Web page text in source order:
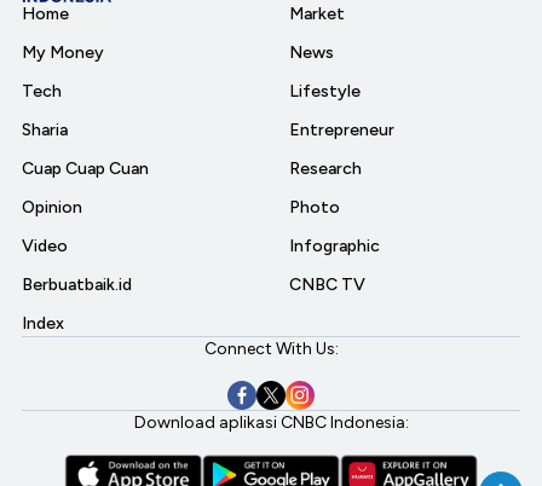
Home
My Money
Tech
Sharia
Cuap Cuap Cuan
Opinion
Video
Berbuatbaik.id
Index
Market
News
Lifestyle
Entrepreneur
Research
Photo
Infographic
CNBC TV
Connect With Us:
Download aplikasi CNBC Indonesia: